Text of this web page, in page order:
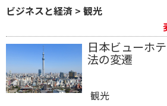
ビジネスと経済 > 観光
日本ビューホ
法の変遷
観光